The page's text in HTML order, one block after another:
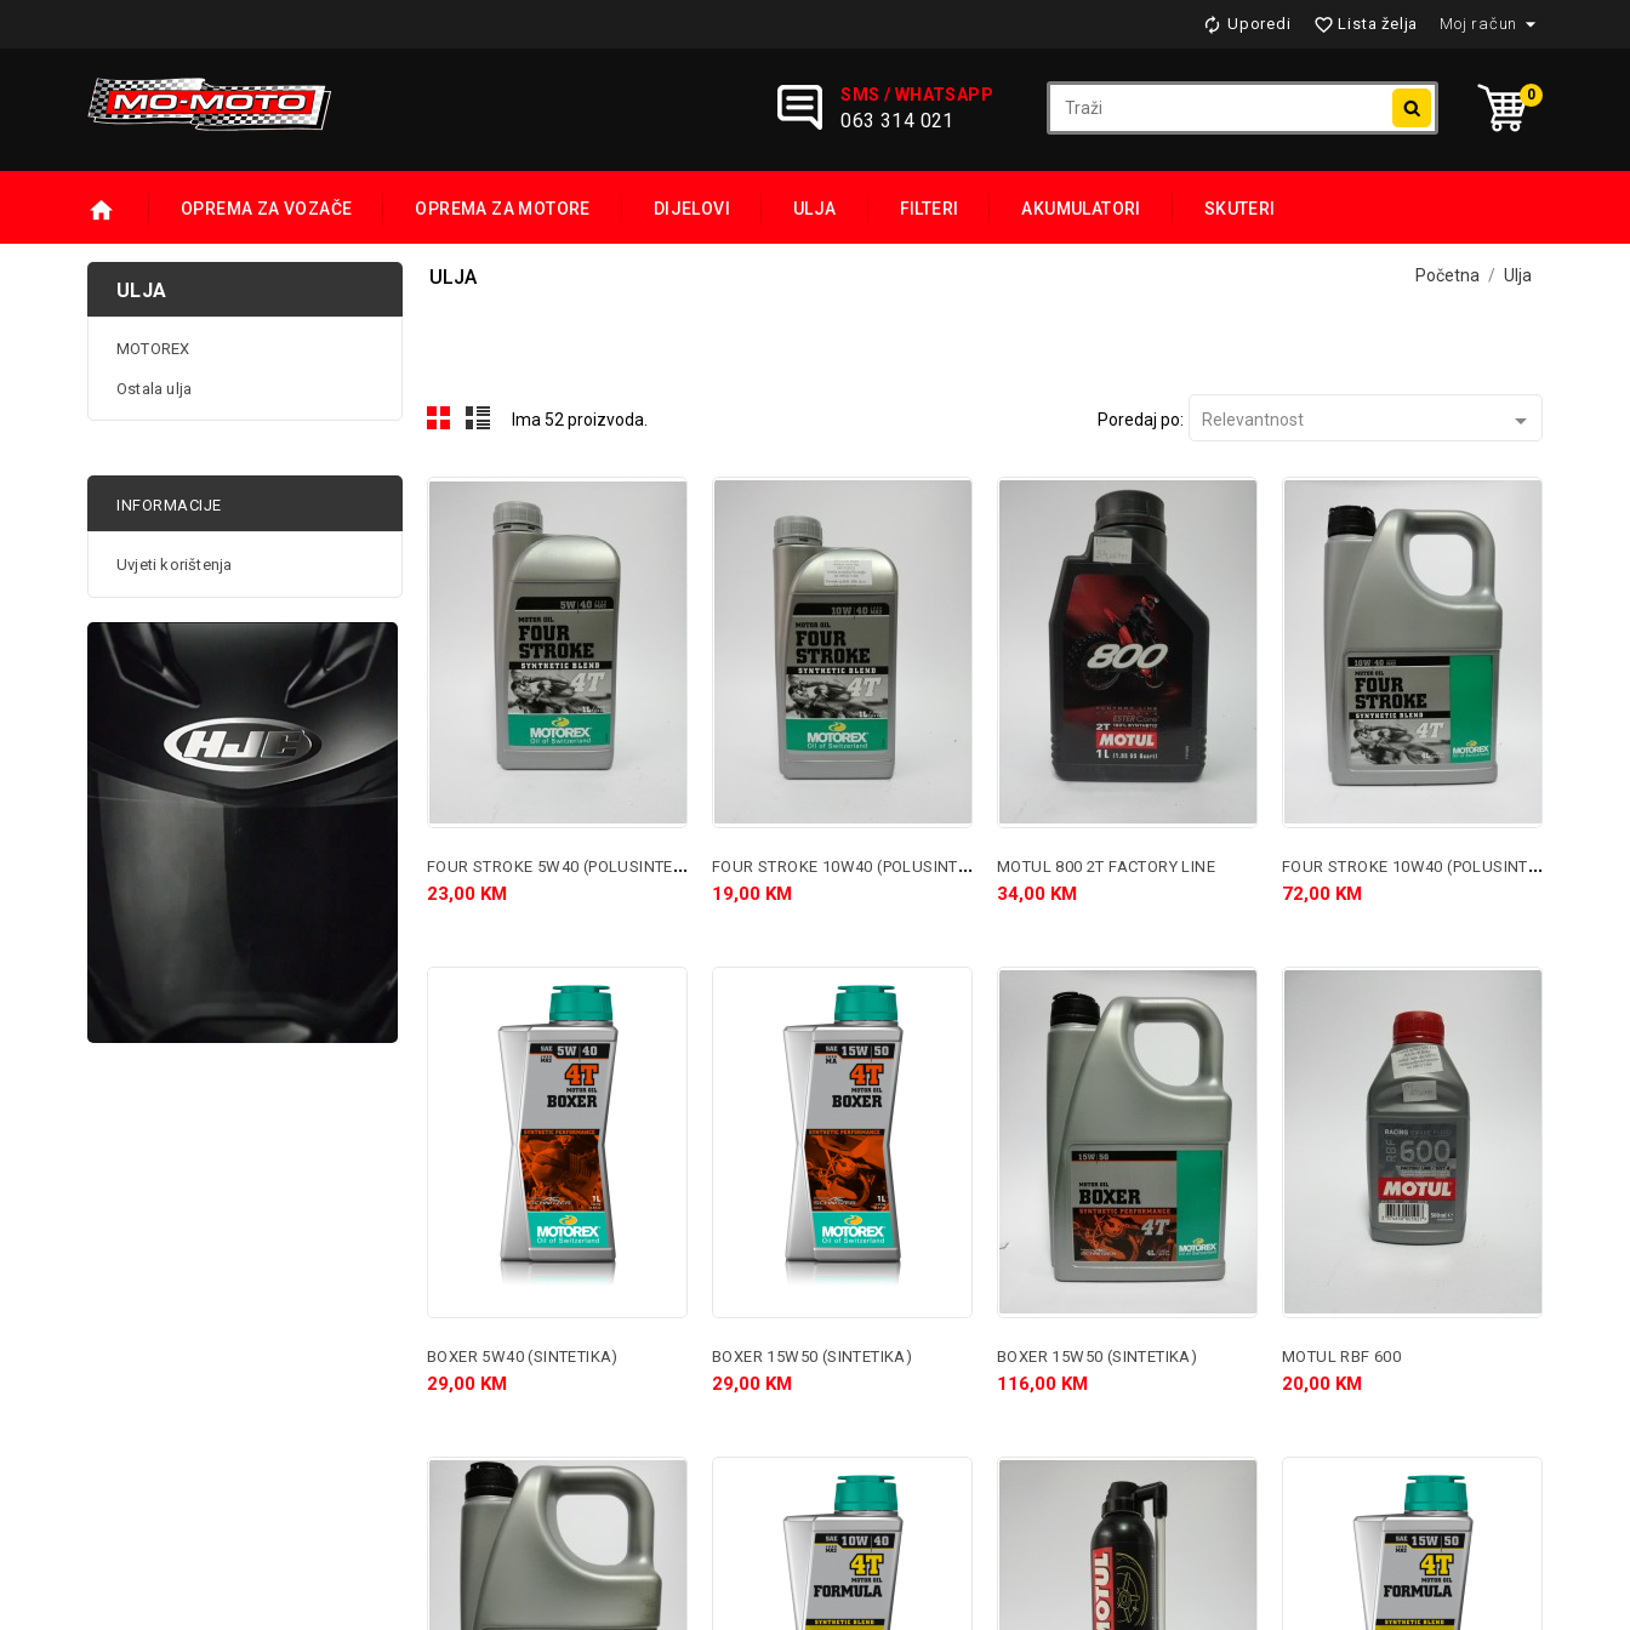
Moj račun 
 Lista želja
 Uporedi
0
SMS / WHATSAPP
063 314 021
OPREMA ZA VOZAČE OPREMA ZA MOTORE DIJELOVI ULJA FILTERI AKUMULATORI SKUTERI
ULJA
MOTOREX
Ostala ulja
INFORMACIJE
Uvjeti korištenja
ULJA Početna Ulja
Ima 52 proizvoda. Poredaj po: Relevantnost 
F
OUR STROKE 5W40 (POLUSINTETIKA)
23,00 KM
F
OUR STROKE 10W40 (POLUSINTETIKA)
19,00 KM
MOTUL 800 2T FACTORY LINE
34,00 KM
F
OUR STROKE 10W40 (POLUSINTETIKA)
72,00 KM
BOXER 5W40 (SINTETIKA)
29,00 KM
BOXER 15W50 (SINTETIKA)
29,00 KM
BOXER 15W50 (SINTETIKA)
116,00 KM
MOTUL RBF 600
20,00 KM